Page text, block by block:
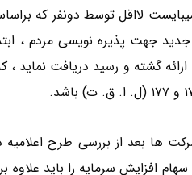
لااقل توسط دونفر که
جهت پذیره نویسی مردم ،
گشته و رسید دریافت نماید ،
ها بعد از بررسی طرح اعلامیه
افزایش سرمایه را باید